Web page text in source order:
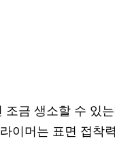
금 생소할 수 있
이머는 표면 접착